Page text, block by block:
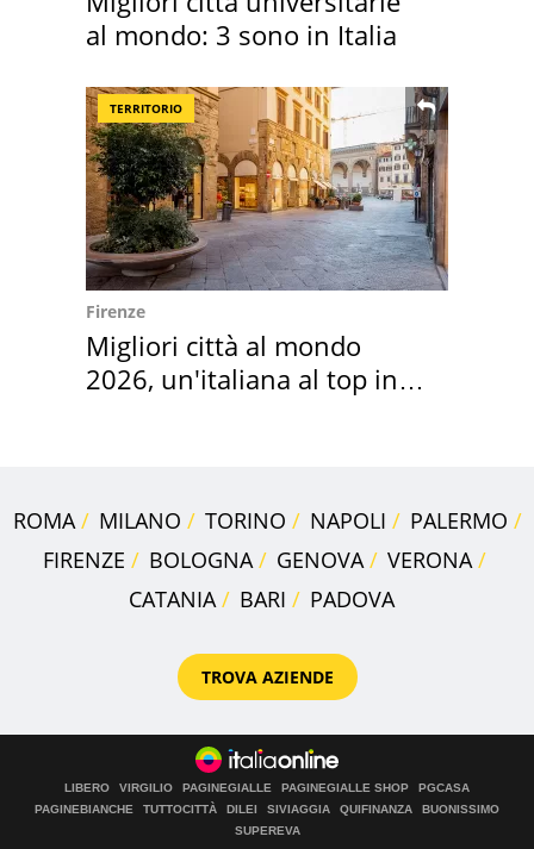
al mondo: 3 sono in Italia
TERRITORIO
Firenze
Migliori città al mondo
2026, un'italiana al top in
ROMA MILANO TORINO NAPOLI
PALERMO
FIRENZE
BOLOGNA GENOVA
VERONA
CATANIA
BARI PADOVA
TROVA AZIENDE
LIBERO VIRGILIO PAGINEGIALLE PAGINEGIALLE SHOP
PGCASA
PAGINEBIANCHE
TUTTOCITTÀ DILEI SIVIAGGIA QUIFINANZA
BUONISSIMO
SUPEREVA